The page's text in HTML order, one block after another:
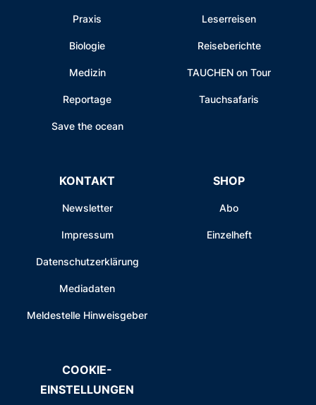
Praxis
Biologie
Medizin
Reportage
Save the ocean
Leserreisen
Reiseberichte
TAUCHEN on Tour
Tauchsafaris
KONTAKT
Newsletter
Impressum
Datenschutzerklärung
Mediadaten
Meldestelle Hinweisgeber
SHOP
Abo
Einzelheft
COOKIE-
EINSTELLUNGEN